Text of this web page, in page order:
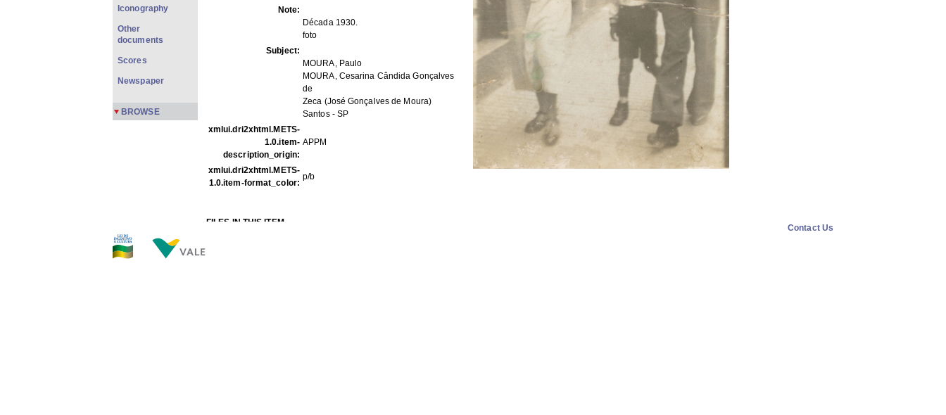
Note:
Década 1930.
foto
Subject:
MOURA, Paulo
MOURA, Cesarina Cândida Gonçalves
de
Zeca (José Gonçalves de Moura)
Santos - SP
xmlui.dri2xhtml.METS-
1.0.item-
description_origin:
APPM
xmlui.dri2xhtml.METS-
1.0.item-format_color:
p/b
FILES IN THIS ITEM
Iconography
Other
documents
Scores
Newspaper
BROWSE
Contact Us